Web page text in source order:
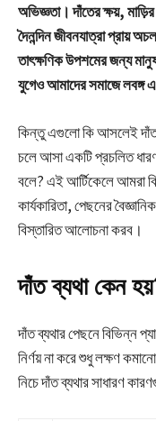
অভিজ্ঞতা। দাঁতের ক্ষয়,
দৈনন্দিন জীবনযাত্রা প্রায়
তাৎক্ষণিক উপশমের জন্য
যুগেও আমাদের সমাজে লবঙ্গ
কিন্তু এগুলো কি আসলেই দাঁত
চলে আসা একটি প্রচলিত
বলে? এই আর্টিকেলে আমরা
কার্যকারিতা, পেছনের
বিস্তারিত আলোচনা করব।
দাঁত ব্যথা কেন
দাঁত ব্যথার পেছনে বিভিন্ন
নির্ণয় না করে শুধু লক্ষণ
নিচে দাঁত ব্যথার সাধারণ